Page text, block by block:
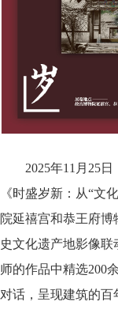
2025年11月25
《时盛岁新：从“文
院延禧宫和恭王府
史文化遗产地影像
师的作品中精选200
对话，呈现建筑的